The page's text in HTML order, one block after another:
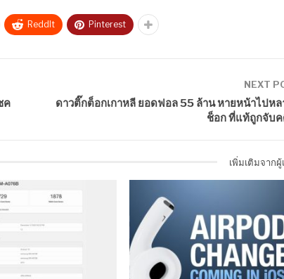
ReddIt Pinterest
ค
NEXT
ดาวติ๊กต็อกเกาหลี ยอดฟอล 55 ล้าน หายหน้าไปหล
ช็อก ที่แท้ถูกจับ
เพิ่มเติมจาก